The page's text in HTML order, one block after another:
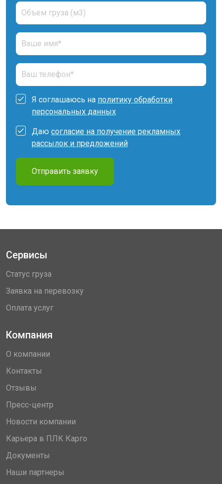
Я соглашаюсь на политику обработки
персональных данных
Даю согласие на получение рекламных
рассылок и предложений
Отправить заявку
Сервисы
Статус груза
Заявка на перевозку
Оплата услуг
Компания
О компании
Контакты
Отзывы
Пресс-центр
Новости компании
Карьера в ПЛК Карго
Документы
Наши партнеры